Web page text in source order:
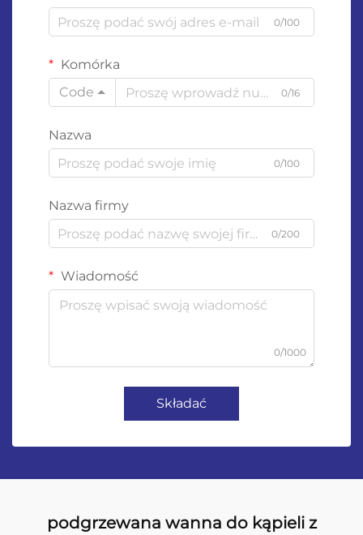
0/100
Komórka
Code
0/16
Nazwa
0/100
Nazwa firmy
0/200
Wiadomość
0/1000
Składać
podgrzewana wanna do kąpieli z